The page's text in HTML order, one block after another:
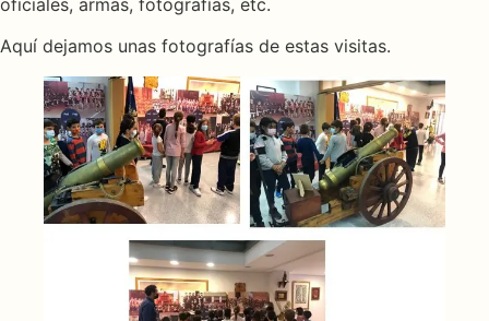
Aquí dejamos unas fotografías de estas visitas.